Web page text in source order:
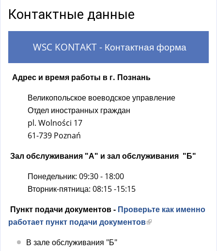
Оплаты
Часто задаваемые вопросы
Объяснения
н
я
ы
Контактные данные
WSC KONTAKT - Контактная форма
Адрес и время работы в г. Познань
Великопольское воеводское управление
Отдел иностранных граждан
pl. Wolności 17
61-739 Poznań
Зал обслуживания "А" и зал обслуживания "Б"
Понедельник: 09:30 - 18:00
Вторник-пятница: 08:15 -15:15
Пункт подачи документов - Проверьте как именно
работает пункт подачи документов(
В зале обслуживания "Б"